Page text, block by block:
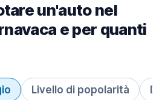
un'auto nel
e per quanti
Livello di popolarità